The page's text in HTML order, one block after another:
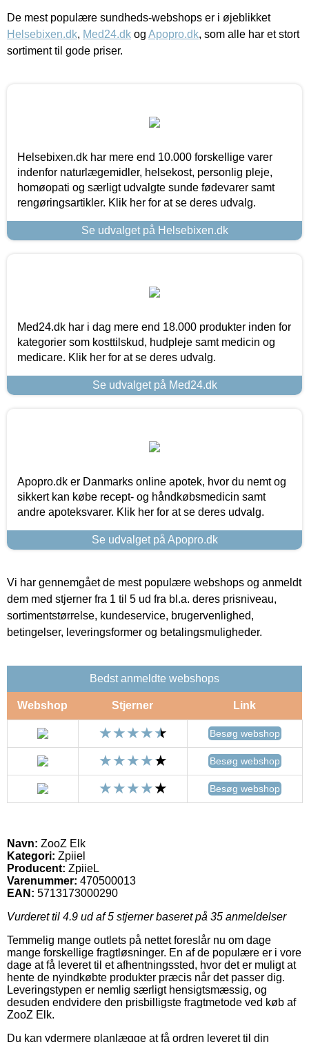
De mest populære sundheds-webshops er i øjeblikket
Helsebixen.dk, Med24.dk og Apopro.dk, som alle har et stort
sortiment til gode priser.
Helsebixen.dk har mere end 10.000 forskellige varer
indenfor naturlægemidler, helsekost, personlig pleje,
homøopati og særligt udvalgte sunde fødevarer samt
rengøringsartikler. Klik her for at se deres udvalg.
Se udvalget på Helsebixen.dk
Med24.dk har i dag mere end 18.000 produkter inden for
kategorier som kosttilskud, hudpleje samt medicin og
medicare. Klik her for at se deres udvalg.
Se udvalget på Med24.dk
Apopro.dk er Danmarks online apotek, hvor du nemt og
sikkert kan købe recept- og håndkøbsmedicin samt
andre apoteksvarer. Klik her for at se deres udvalg.
Se udvalget på Apopro.dk
Vi har gennemgået de mest populære webshops og anmeldt
dem med stjerner fra 1 til 5 ud fra bl.a. deres prisniveau,
sortimentstørrelse, kundeservice, brugervenlighed,
betingelser, leveringsformer og betalingsmuligheder.
Bedst anmeldte webshops
Webshop Stjerner Link
Besøg webshop
Besøg webshop
Besøg webshop
Navn: ZooZ Elk
Kategori: Zpiiel
Producent: ZpiieL
Varenummer: 470500013
EAN: 5713173000290
Vurderet til 4.9 ud af 5 stjerner baseret på 35 anmeldelser
Temmelig mange outlets på nettet foreslår nu om dage
mange forskellige fragtløsninger. En af de populære er i vore
dage at få leveret til et afhentningssted, hvor det er muligt at
hente de nyindkøbte produkter præcis når det passer dig.
Leveringstypen er nemlig særligt hensigtsmæssig, og
desuden endvidere den prisbilligste fragtmetode ved køb af
ZooZ Elk.
Du kan ydermere planlægge at få ordren leveret til din